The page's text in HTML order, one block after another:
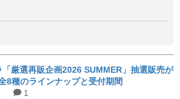
「厳選再販企画2026 SUMMER」抽選販売が
8種のラインナップと受付期間
1